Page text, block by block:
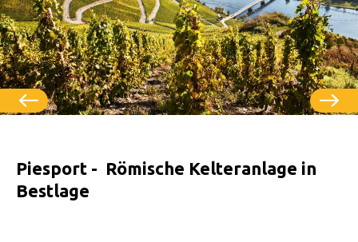
Piesport - Römische Kelteranlage in
Bestlage